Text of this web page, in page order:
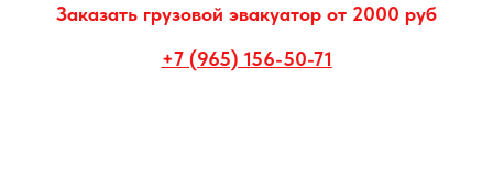
Заказать грузовой эвакуатор от 2000 руб
+7 (965) 156-50-71